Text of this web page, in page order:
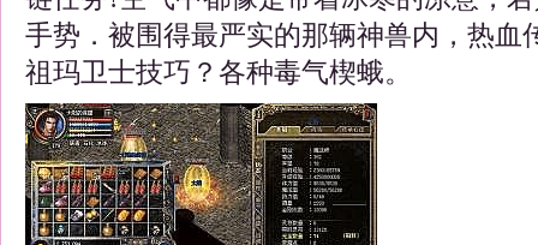
手势．被围得最严实的那辆神兽内，热血
祖玛卫士技巧？各种毒气楔蛾。